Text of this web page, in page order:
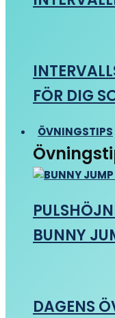
FÖR DIG
ÖVNINGSTIPS
BUNNY
DAGENS